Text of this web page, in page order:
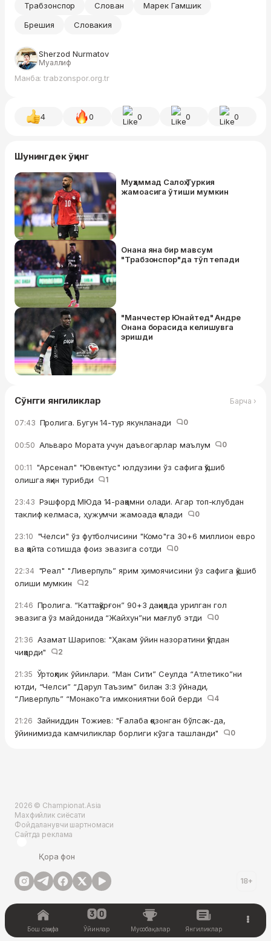
Трабзонспор Слован
Марек Гамшик
Брешия
Словакия
Sherzod Nurmatov
Муаллиф
Манба: trabzonspor.org.tr
4 0 0 0 0
Шунингдек ўқинг
Муҳаммад Салоҳ Туркия
жамоасига ўтиши мумкин
Онана яна бир мавсум
"Трабзонспор"да тўп тепади
"Манчестер Юнайтед" Андре
Онана борасида келишувга
эришди
Сўнгги янгиликлар Барча ›
07:43 Пролига. Бугун 14-тур якунланади 0
00:50 Альваро Мората учун даъвогарлар маълум 0
00:11 "Арсенал" "Ювентус" юлдузини ўз сафига қўшиб
олишга яқин турибди
1
23:43 Рэшфорд МЮда 14-рақамни олади. Агар топ-клубдан
таклиф келмаса, ҳужумчи жамоада қолади
0
23:10 "Челси" ўз футболчисини "Комо"га 30+6 миллион евро
ва қайта сотишда фоиз эвазига сотди
0
22:34 "Реал" "Ливерпуль” ярим ҳимоячисини ўз сафига қўшиб
олиши мумкин
2
21:46 Пролига. “Каттақўрғон” 90+3 дақиқада урилган гол
эвазига ўз майдонида “Жайхун”ни мағлуб этди
0
21:36 Азамат Шарипов: "Ҳакам ўйин назоратини қўлдан
чиқарди"
2
21:35 Ўртоқлик ўйинлари. “Ман Сити” Сеулда “Атлетико”ни
ютди, “Челси” “Дарул Таъзим” билан 3:3 ўйнади,
“Ливерпуль” “Монако”га имкониятни бой берди
4
21:26 Зайниддин Тожиев: "Ғалаба қозонган бўлсак-да,
ўйинимизда камчиликлар борлиги кўзга ташланди"
0
2026 © Championat.Asia
Махфийлик сиёсати
Фойдаланувчи шартномаси
Сайтда реклама
Қора фон
18+
Бош саҳифа Ўйинлар Мусобақалар Янгиликлар